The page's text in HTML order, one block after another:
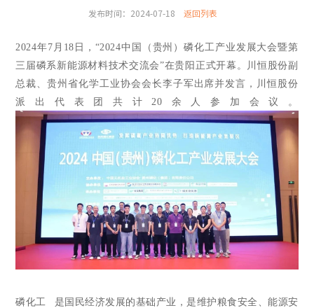
发布时间：2024-07-18 返回列表
2024年7月18日，“2024中国（贵州）磷化工产业发展大会暨第
三届磷系新能源材料技术交流会”在贵阳正式开幕。川恒股份副
总裁、贵州省化学工业协会会长李子军出席并发言 ，川恒股份
派出代表团共计20余人参加会议。
磷化工
是国民经济发展的基础产业，是维护粮食安全、能源安